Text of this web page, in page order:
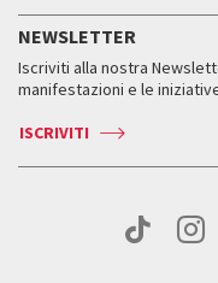
Come raggiungerci
Come raggiungerci
Contatti
Press
Orari e sedi
Biglietti
Servizi al pubblico
Come raggiungerci
Contatti
Storia
Orari e sedi
NEWSLETTER
Iscriviti alla nostra
manifestazioni e le
ISCRIVITI